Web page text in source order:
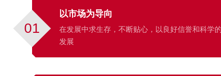
01
以市场为导向
在发展中求生存，不断贴心，以良好信誉和科学
发展